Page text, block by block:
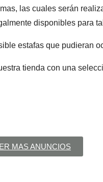
las cuales serán
disponibles para
estafas que pudieran
tienda con una
MAS ANUNCIOS